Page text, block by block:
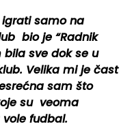
samo na
bio je “Radnik
bila sve dok se u
Velika mi je čast
sam što
su veoma
fudbal.